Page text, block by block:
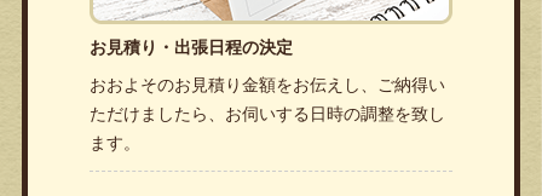
お見積り・出張日程の決定
おおよそのお見積り金額をお伝えし、ご納得い
ただけましたら、お伺いする日時の調整を致し
ます。